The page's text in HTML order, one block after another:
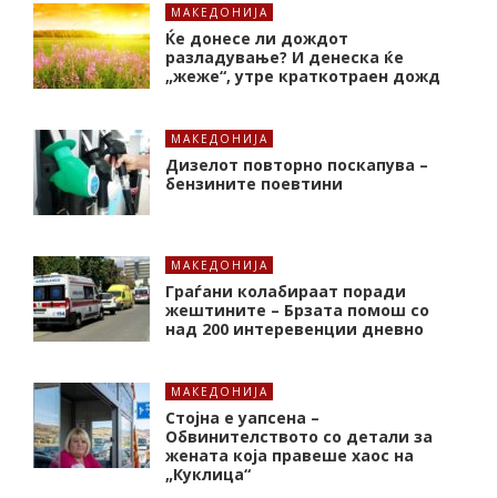
МАКЕДОНИЈА
Ќе донесе ли дождот
разладување? И денеска ќе
„жеже“, утре краткотраен дожд
МАКЕДОНИЈА
Дизелот повторно поскапува –
бензините поевтини
МАКЕДОНИЈА
Граѓани колабираат поради
жештините – Брзата помош со
над 200 интеревенции дневно
МАКЕДОНИЈА
Стојна е уапсена –
Обвинителството со детали за
жената која правеше хаос на
„Куклица“